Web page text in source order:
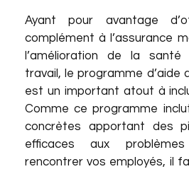
Ayant pour avantage
complément à l’assurance
l’amélioration de la
travail, le programme d’aide
est un important atout à
Comme ce programme
concrètes apportant des
efficaces aux
rencontrer vos employés, il